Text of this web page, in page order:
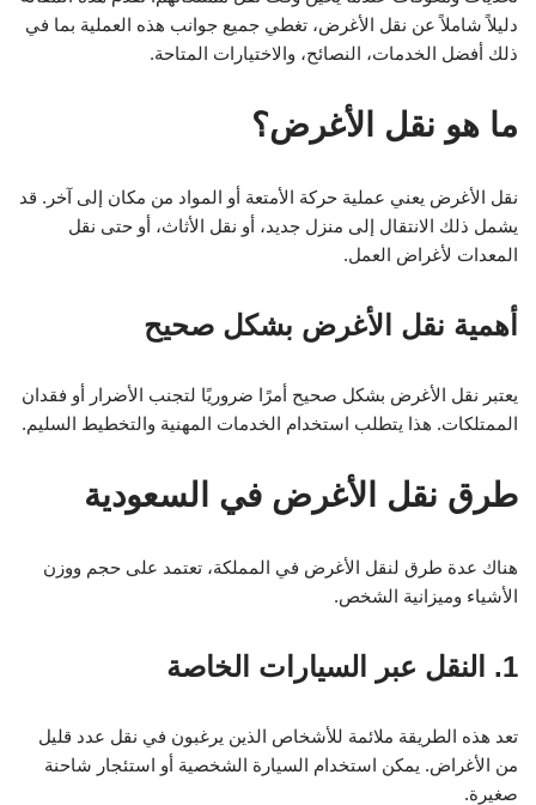
دليلاً شاملاً عن نقل الأغرض، تغطي جميع جوانب هذه العملية بما في
ذلك أفضل الخدمات، النصائح، والاختيارات المتاحة.
ما هو نقل الأغرض؟
نقل الأغرض يعني عملية حركة الأمتعة أو المواد من مكان إلى آخر. قد
يشمل ذلك الانتقال إلى منزل جديد، أو نقل الأثاث، أو حتى نقل
المعدات لأغراض العمل.
أهمية نقل الأغرض بشكل صحيح
يعتبر نقل الأغرض بشكل صحيح أمرًا ضروريًا لتجنب الأضرار أو فقدان
الممتلكات. هذا يتطلب استخدام الخدمات المهنية والتخطيط السليم.
طرق نقل الأغرض في السعودية
هناك عدة طرق لنقل الأغرض في المملكة، تعتمد على حجم ووزن
الأشياء وميزانية الشخص.
1. النقل عبر السيارات الخاصة
تعد هذه الطريقة ملائمة للأشخاص الذين يرغبون في نقل عدد قليل
من الأغراض. يمكن استخدام السيارة الشخصية أو استئجار شاحنة
صغيرة.